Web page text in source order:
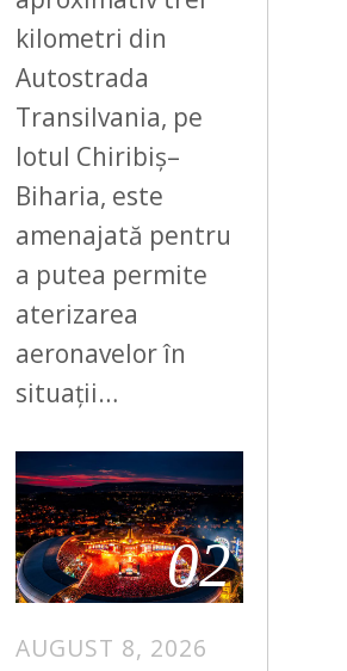
kilometri din
Autostrada
Transilvania, pe
lotul Chiribiș–
Biharia, este
amenajată pentru
a putea permite
aterizarea
aeronavelor în
situații…
02
AUGUST 8, 2026